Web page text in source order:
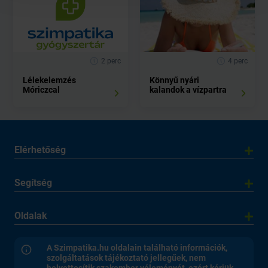
2 perc
Lélekelemzés
Móriczcal
4 perc
Könnyű nyári
kalandok a vízpartra
Elérhetőség
Segítség
Oldalak
A Szimpatika.hu oldalain található információk,
szolgáltatások tájékoztató jellegűek, nem